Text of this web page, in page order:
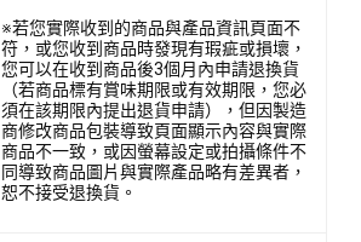
※若您實際收到的商品與產品資訊頁面不
符，或您收到商品時發現有瑕疵或損壞，
您可以在收到商品後3個月內申請退換貨
（若商品標有賞味期限或有效期限，您必
須在該期限內提出退貨申請），但因製造
商修改商品包裝導致頁面顯示內容與實際
商品不一致，或因螢幕設定或拍攝條件不
同導致商品圖片與實際產品略有差異者，
恕不接受退換貨。